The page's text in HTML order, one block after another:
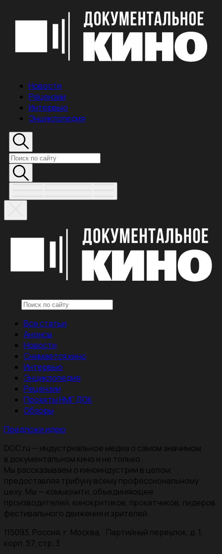
Новости
Рецензии
Интервью
Энциклопедия
Все статьи
Анонсы
Новости
Снимается кино
Интервью
Энциклопедия
Рецензии
Проекты НМГ ДОК
Обзоры
Предложи идею
DOC.ru — индустриальное медиа о самом значимом
в документальном кино и не только.
Мы рассказываем о киноиндустрии в целом,
предоставляя трибуну всему профессиональному
цеху. Мы — комьюнити, объединяющее
производителей, кинокритиков, прокатчиков, лидеров
фестивального движения и зрителей.
115093, Россия, г. Москва, Партийный переулок, д. 1,
корп. 57, стр. 3